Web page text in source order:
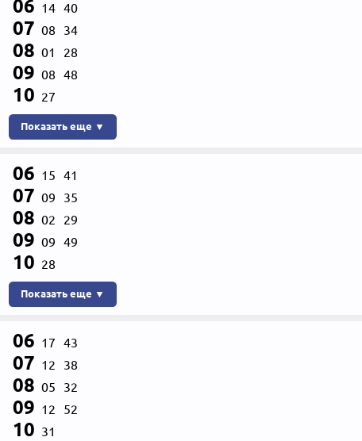
06 14 40
07 08 34
08 01 28
09 08 48
10 27
Показать еще ▼
06 15 41
07 09 35
08 02 29
09 09 49
10 28
Показать еще ▼
06 17 43
07 12 38
08 05 32
09 12 52
10 31